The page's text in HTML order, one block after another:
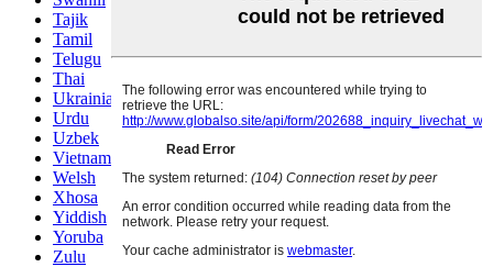
Tajik
Tamil
Telugu
Thai
Ukrainian
Urdu
Uzbek
Vietnamese
Welsh
Xhosa
Yiddish
Yoruba
Zulu